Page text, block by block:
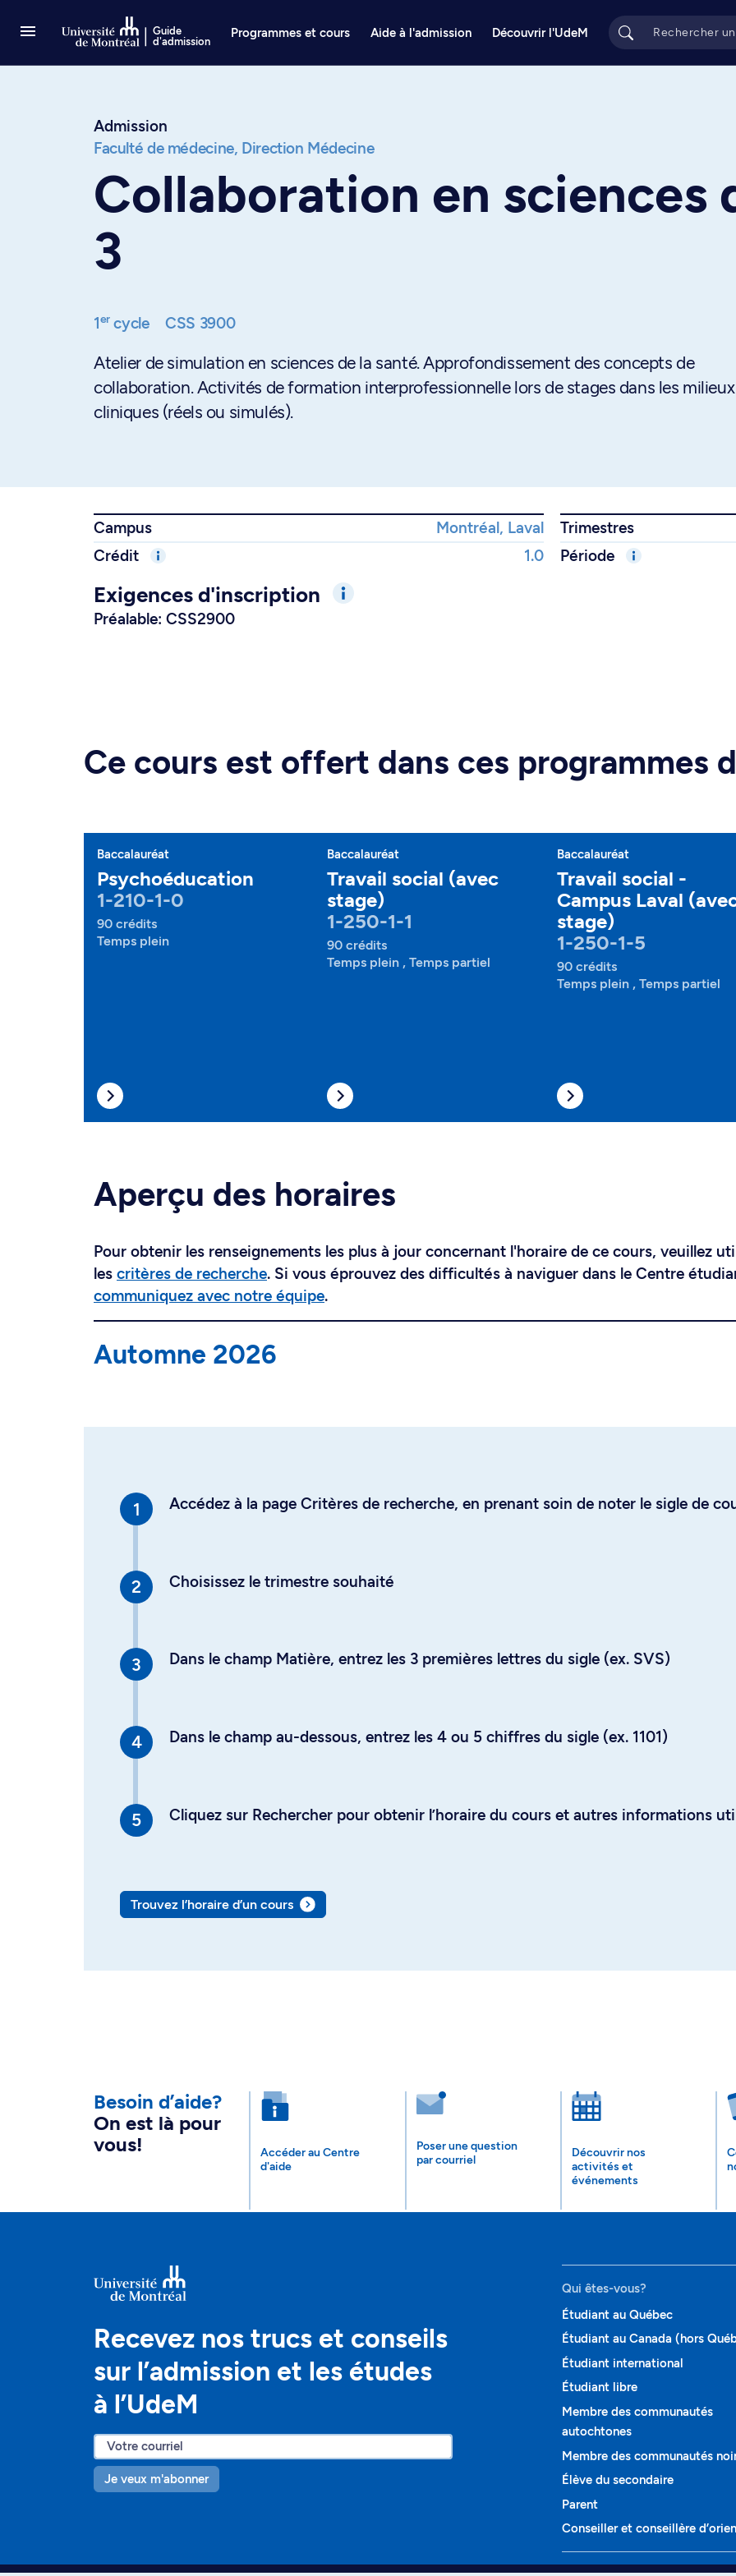
Guide
d'admission
Programmes et cours Aide à l'admission Découvrir l'UdeM
Admission
Faculté de médecine, Direction Médecine
Collaboration en sciences
3
1ercycle CSS 3900
Atelier de simulation en sciences de la santé. Approfondissement des concepts de
collaboration. Activités de formation interprofessionnelle lors de stages dans les milieux
cliniques (réels ou simulés).
Campus Montréal, Laval Trimestres
Crédit
1.0 Période
Exigences d'inscription
Préalable: CSS2900
Ce cours est offert dans ces programmes
Baccalauréat
Psychoéducation
1-210-1-0
90 crédits
Temps plein
Baccalauréat
Travail social (avec
stage)
1-250-1-1
90 crédits
Temps plein , Temps partiel
Baccalauréat
Travail social -
Campus Laval
stage)
1-250-1-5
90 crédits
Temps plein , Temps partiel
Aperçu des horaires
Pour obtenir les renseignements les plus à jour concernant l'horaire de ce cours, veuillez
les critères de recherche. Si vous éprouvez des difficultés à naviguer dans le Centre
communiquez avec notre équipe.
Automne 2026
Accédez à la page Critères de recherche, en prenant soin de noter le sigle de
Choisissez le trimestre souhaité
Dans le champ Matière, entrez les 3 premières lettres du sigle (ex. SVS)
Dans le champ au-dessous, entrez les 4 ou 5 chiffres du sigle (ex. 1101)
Cliquez sur Rechercher pour obtenir l’horaire du cours et autres informations
Trouvez l’horaire d’un cours
Besoin d’aide?
On est là pour
vous!
Accéder au Centre
d'aide
Poser une question
par courriel
Découvrir nos
activités et
événements
Recevez nos trucs et conseils
sur l’admission et les études
à l’UdeM
Je veux m'abonner
Qui êtes-vous?
Étudiant au Québec
Étudiant au Canada (hors
Étudiant international
Étudiant libre
Membre des communautés
autochtones
Membre des communautés
Élève du secondaire
Parent
Conseiller et conseillère